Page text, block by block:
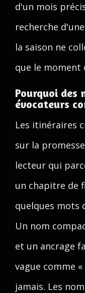
d'un mois
recherche
la saison ne
que le moment
Pourquoi des
évocateurs
Les itinéraires
sur la
lecteur qui
un chapitre de
quelques mots
Un nom
et un ancrage
vague comme
jamais. Les